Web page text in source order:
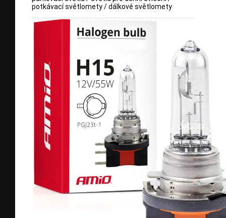
potkávací světlomety / dálkové světlomety